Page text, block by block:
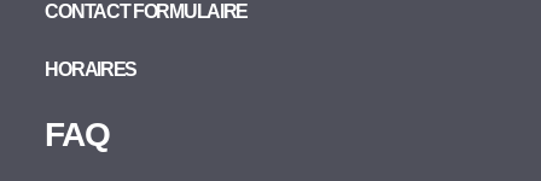
CONTACT FORMULAIRE
HORAIRES
FAQ